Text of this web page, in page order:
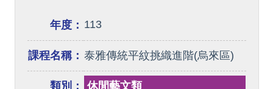
年度： 113
課程名稱： 泰雅傳統平紋挑織進階(烏來區)
類別： 休閒藝文類